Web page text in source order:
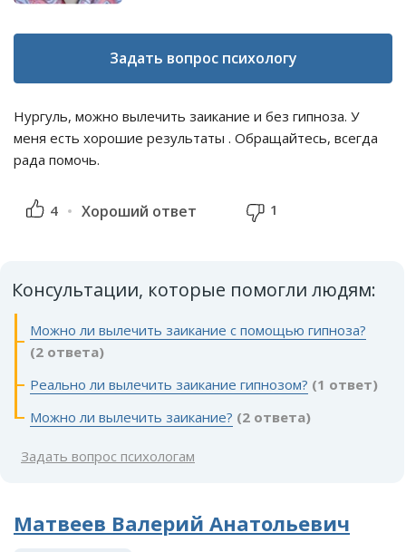
Задать вопрос психологу
Нургуль, можно вылечить заикание и без гипноза. У
меня есть хорошие результаты . Обращайтесь, всегда
рада помочь.
4 Хороший ответ 1
Консультации, которые помогли людям:
Можно ли вылечить заикание с помощью гипноза?
(2 ответа)
Реально ли вылечить заикание гипнозом? (1 ответ)
Можно ли вылечить заикание? (2 ответа)
Задать вопрос психологам
Матвеев Валерий Анатольевич